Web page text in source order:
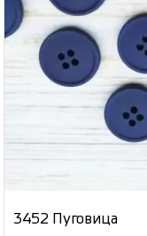
3452 Пуговица